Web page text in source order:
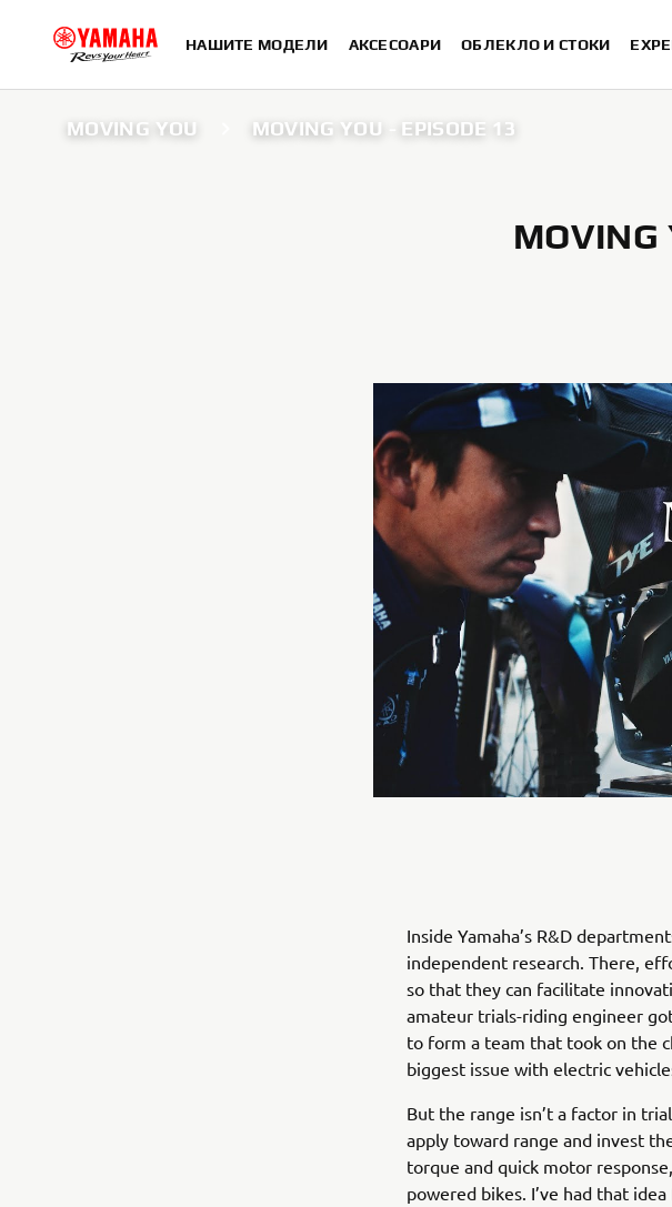
НАШИТЕ МОДЕЛИ АКСЕСОАРИ ОБЛЕКЛО И СТОКИ
MOVING YOU MOVING YOU - EPISODE 13
MOVING
Inside Yamaha’s R&D
independent research. There,
so that they can facilitate
amateur trials-riding engineer
to form a team that took on the
biggest issue with electric
But the range isn’t a factor in
apply toward range and invest
torque and quick motor
powered bikes. I’ve had that